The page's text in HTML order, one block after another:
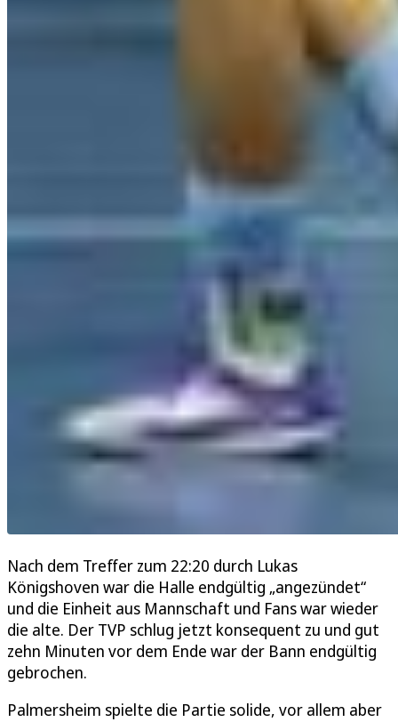
Nach dem Treffer zum 22:20 durch Lukas
Königshoven war die Halle endgültig „angezündet“
und die Einheit aus Mannschaft und Fans war wieder
die alte. Der TVP schlug jetzt konsequent zu und gut
zehn Minuten vor dem Ende war der Bann endgültig
gebrochen.
Palmersheim spielte die Partie solide, vor allem aber